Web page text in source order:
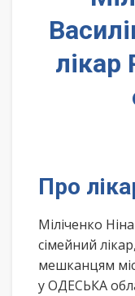
Про
Міліченко
сімейний
мешканцям
у ОДЕСЬКА